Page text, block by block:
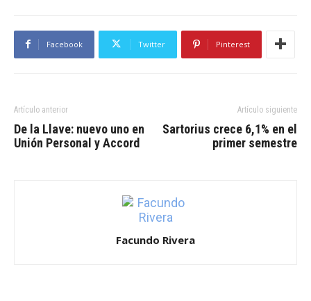
Facebook Twitter Pinterest
Artículo anterior
De la Llave: nuevo uno en
Unión Personal y Accord
Artículo siguiente
Sartorius crece 6,1% en el
primer semestre
Facundo Rivera